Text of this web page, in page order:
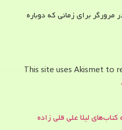
برای زمانی که دوباره
This site uses Akismet to
لیلا علی قلی زاده